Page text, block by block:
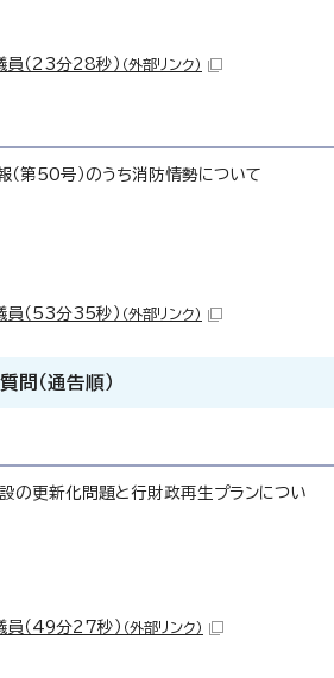
員（23分28秒） （外部リンク）
（第50号）のうち消防情勢について
員（53分35秒） （外部リンク）
問（通告順）
の更新化問題と行財政再生プランについ
員（49分27秒） （外部リンク）